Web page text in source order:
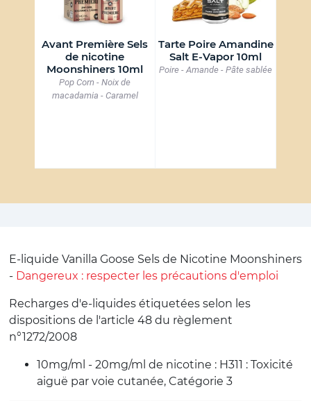
Avant Première Sels
de nicotine
Moonshiners 10ml
Pop Corn - Noix de
macadamia - Caramel
Tarte Poire Amandine
Salt E-Vapor 10ml
Poire - Amande - Pâte sablée
E-liquide Vanilla Goose Sels de Nicotine Moonshiners
- Dangereux : respecter les précautions d'emploi
Recharges d'e-liquides étiquetées selon les
dispositions de l'article 48 du règlement
n°1272/2008
10mg/ml - 20mg/ml de nicotine : H311 : Toxicité
aiguë par voie cutanée, Catégorie 3